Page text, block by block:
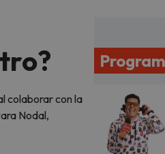
colaborar con la
Nodal,